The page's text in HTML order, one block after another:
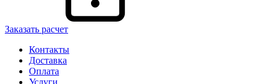
Заказать расчет
Контакты
Доставка
Оплата
Услуги